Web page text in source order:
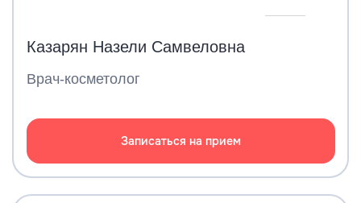
Казарян Назели Самвеловна
Врач-косметолог
Записаться на прием